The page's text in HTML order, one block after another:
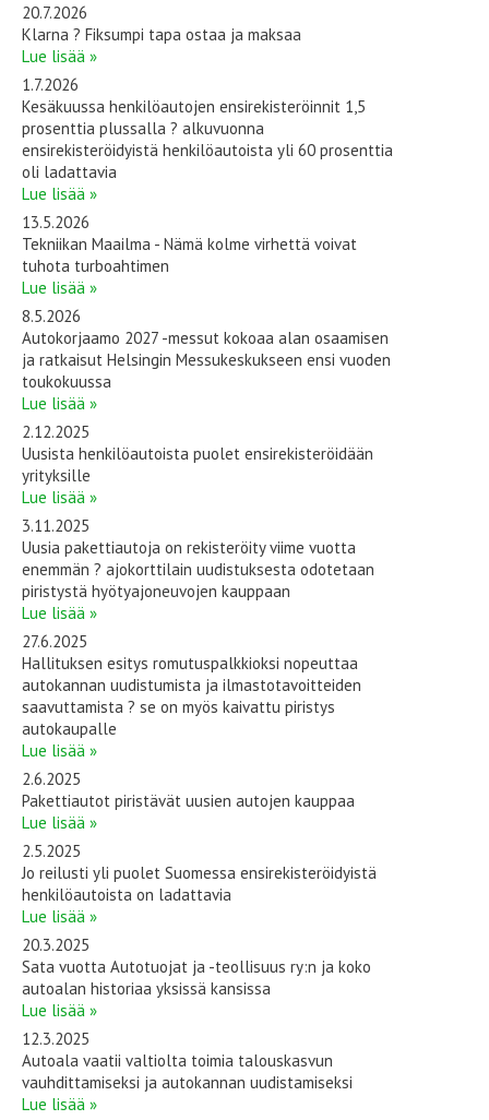
20.7.2026
Klarna ? Fiksumpi tapa ostaa ja maksaa
Lue lisää »
1.7.2026
Kesäkuussa henkilöautojen ensirekisteröinnit 1,5
prosenttia plussalla ? alkuvuonna
ensirekisteröidyistä henkilöautoista yli 60 prosenttia
oli ladattavia
Lue lisää »
13.5.2026
Tekniikan Maailma - Nämä kolme virhettä voivat
tuhota turboahtimen
Lue lisää »
8.5.2026
Autokorjaamo 2027 -messut kokoaa alan osaamisen
ja ratkaisut Helsingin Messukeskukseen ensi vuoden
toukokuussa
Lue lisää »
2.12.2025
Uusista henkilöautoista puolet ensirekisteröidään
yrityksille
Lue lisää »
3.11.2025
Uusia pakettiautoja on rekisteröity viime vuotta
enemmän ? ajokorttilain uudistuksesta odotetaan
piristystä hyötyajoneuvojen kauppaan
Lue lisää »
27.6.2025
Hallituksen esitys romutuspalkkioksi nopeuttaa
autokannan uudistumista ja ilmastotavoitteiden
saavuttamista ? se on myös kaivattu piristys
autokaupalle
Lue lisää »
2.6.2025
Pakettiautot piristävät uusien autojen kauppaa
Lue lisää »
2.5.2025
Jo reilusti yli puolet Suomessa ensirekisteröidyistä
henkilöautoista on ladattavia
Lue lisää »
20.3.2025
Sata vuotta Autotuojat ja -teollisuus ry:n ja koko
autoalan historiaa yksissä kansissa
Lue lisää »
12.3.2025
Autoala vaatii valtiolta toimia talouskasvun
vauhdittamiseksi ja autokannan uudistamiseksi
Lue lisää »